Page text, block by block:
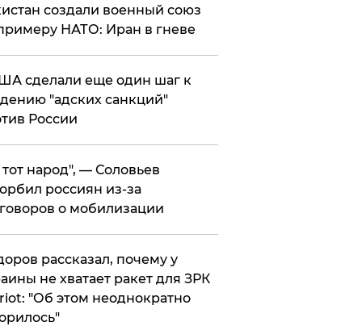
создали военный союз
НАТО: Иран в гневе
сделали еще один шаг к
"адских санкций"
России
народ", — Соловьев
россиян из-за
о мобилизации
рассказал, почему у
не хватает ракет для ЗРК
"Об этом неоднократно